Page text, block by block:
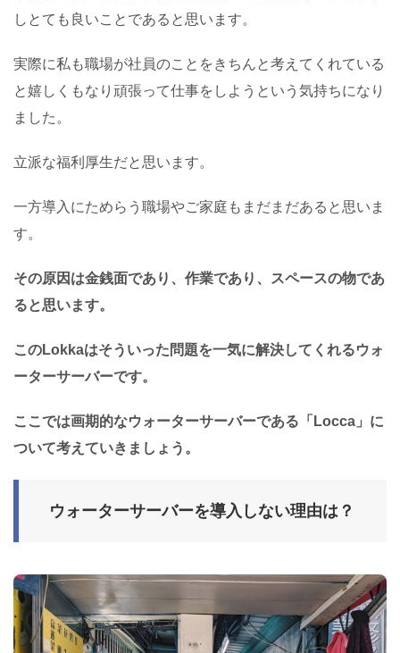
しとても良いことであると思います。
実際に私も職場が社員のことをきちんと考えてくれている
と嬉しくもなり頑張って仕事をしようという気持ちになり
ました。
立派な福利厚生だと思います。
一方導入にためらう職場やご家庭もまだまだあると思いま
す。
その原因は金銭面であり、作業であり、スペースの物であ
ると思います。
このLokkaはそういった問題を一気に解決してくれるウォ
ーターサーバーです。
ここでは画期的なウォーターサーバーである「Locca」に
ついて考えていきましょう。
ウォーターサーバーを導入しない理由は？